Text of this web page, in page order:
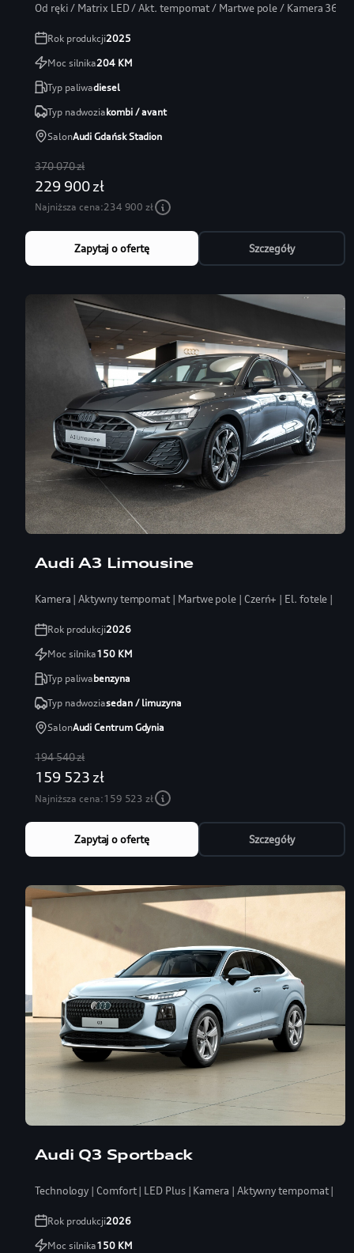
Od ręki / Matrix LED / Akt. tempomat / Martwe pole / Kamera 360
Rok produkcji2025
Moc silnika204KM
Typ paliwadiesel
Typ nadwoziakombi / avant
SalonAudi Gdańsk Stadion
370 070 zł
229 900 zł
Najniższa cena:234 900 zł
Zapytaj o ofertę Szczegóły
Audi A3 Limousine
Kamera | Aktywny tempomat | Martwe pole | Czerń+ | El. fotele |
Rok produkcji2026
Moc silnika150KM
Typ paliwabenzyna
Typ nadwoziasedan / limuzyna
SalonAudi Centrum Gdynia
194 540 zł
159 523 zł
Najniższa cena:159 523 zł
Zapytaj o ofertę Szczegóły
Audi Q3 Sportback
Technology | Comfort | LED Plus | Kamera | Aktywny tempomat |
Rok produkcji2026
Moc silnika150KM